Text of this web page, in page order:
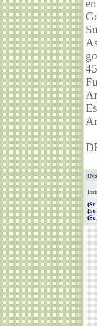
(Se
(Se
(Se